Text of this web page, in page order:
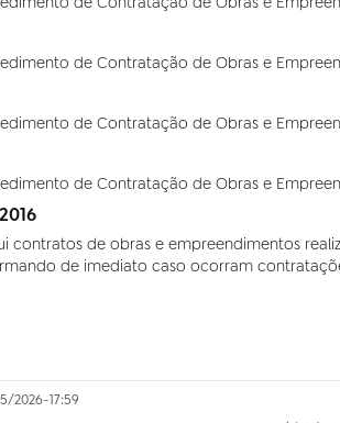
de Contratação de Obras e
de Contratação de Obras e
de Contratação de Obras e
contratos de obras e empreendimentos
de imediato caso ocorram
2026-17:59